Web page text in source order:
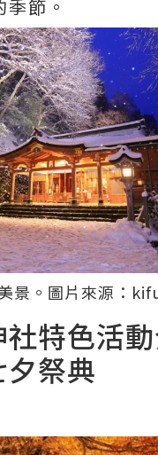
節。
景。圖片來源：
社特色活動
祭典